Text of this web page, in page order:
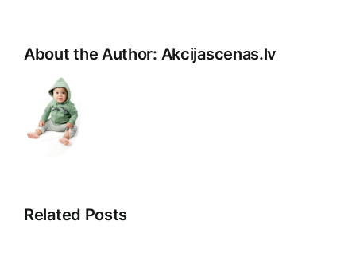
About the Author: Akcijascenas.lv
Related Posts